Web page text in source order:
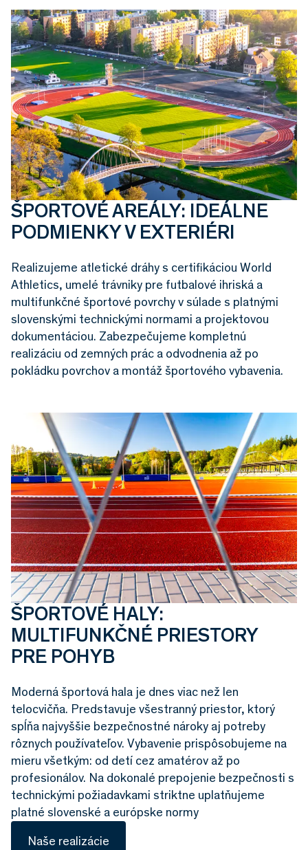
ŠPORTOVÉ AREÁLY: IDEÁLNE
PODMIENKY V EXTERIÉRI
Realizujeme atletické dráhy s certifikáciou World
Athletics, umelé trávniky pre futbalové ihriská a
multifunkčné športové povrchy v súlade s platnými
slovenskými technickými normami a projektovou
dokumentáciou. Zabezpečujeme kompletnú
realizáciu od zemných prác a odvodnenia až po
pokládku povrchov a montáž športového vybavenia.
ŠPORTOVÉ HALY:
MULTIFUNKČNÉ PRIESTORY
PRE POHYB
Moderná športová hala je dnes viac než len
telocvičňa. Predstavuje všestranný priestor, ktorý
spĺňa najvyššie bezpečnostné nároky aj potreby
rôznych používateľov. Vybavenie prispôsobujeme na
mieru všetkým: od detí cez amatérov až po
profesionálov. Na dokonalé prepojenie bezpečnosti s
technickými požiadavkami striktne uplatňujeme
platné slovenské a európske normy
Naše realizácie